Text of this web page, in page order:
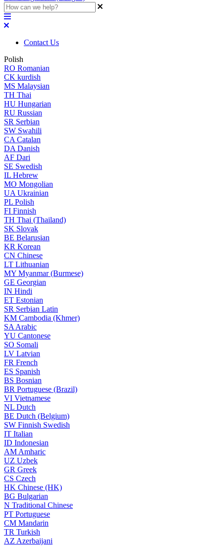
Contact Us
Polish
RO Romanian
CK kurdish
MS Malaysian
TH Thai
HU Hungarian
RU Russian
SR Serbian
SW Swahili
CA Catalan
DA Danish
AF Dari
SE Swedish
IL Hebrew
MO Mongolian
UA Ukrainian
PL Polish
FI Finnish
TH Thai (Thailand)
SK Slovak
BE Belarusian
KR Korean
CN Chinese
LT Lithuanian
MY Myanmar (Burmese)
GE Georgian
IN Hindi
ET Estonian
SR Serbian Latin
KM Cambodia (Khmer)
SA Arabic
YU Cantonese
SO Somali
LV Latvian
FR French
ES Spanish
BS Bosnian
BR Portuguese (Brazil)
VI Vietnamese
NL Dutch
BE Dutch (Belgium)
SW Finnish Swedish
IT Italian
ID Indonesian
AM Amharic
UZ Uzbek
GR Greek
CS Czech
HK Chinese (HK)
BG Bulgarian
N Traditional Chinese
PT Portuguese
CM Mandarin
TR Turkish
AZ Azerbaijani